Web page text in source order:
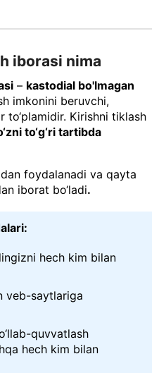
iborasi nima
– kastodial bo'lmagan
imkonini beruvchi,
to‘plamidir. Kirishni tiklash
to‘g‘ri tartibda
foydalanadi va qayta
iborat bo‘ladi.
hech kim bilan
veb-saytlariga
quvvatlash
hech kim bilan